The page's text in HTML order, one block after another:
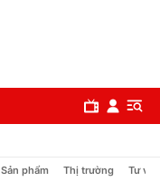
Sản phẩm Thị trường Tư vấn